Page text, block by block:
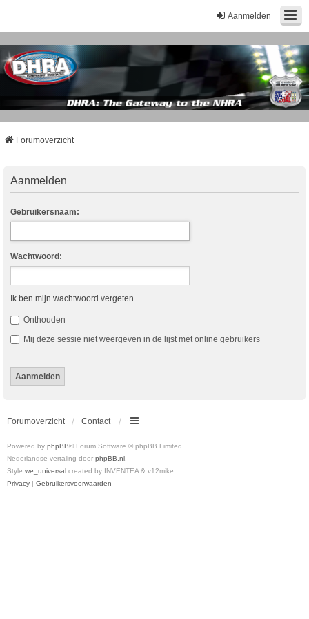
Aanmelden
Forumoverzicht
Aanmelden
Gebruikersnaam:
Wachtwoord:
Ik ben mijn wachtwoord vergeten
Onthouden
Mij deze sessie niet weergeven in de lijst met online gebruikers
Forumoverzicht Contact
Powered by phpBB® Forum Software © phpBB Limited
Nederlandse vertaling door phpBB.nl
Style we_universal created by INVENTEA & v12mike
Privacy | Gebruikersvoorwaarden